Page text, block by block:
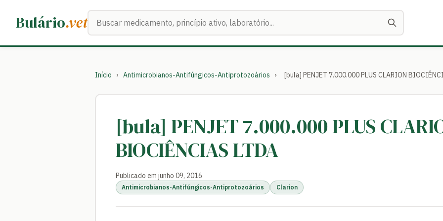
Bulário.vetBuscar medicamentos
Início › Antimicrobianos-Antifúngicos-Antiprotozoários › [bula] PENJET 7.000.000 PLUS CLARION
[bula] PENJET 7.000.000 PLUS
BIOCIÊNCIAS LTDA
Publicado em junho 09, 2016
Antimicrobianos-Antifúngicos-Antiprotozoários Clarion